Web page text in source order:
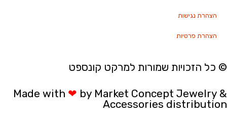
הצהרת נגישות
הצהרת פרטיות
© כל הזכויות שמורות למרקט קונספט
Made with ❤ by Market Concept Jewelry &
Accessories distribution